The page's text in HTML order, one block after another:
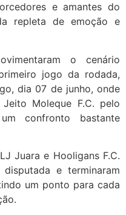
e amantes do
repleta de emoção e
o cenário
jogo da rodada,
dia 07 de junho, onde
Moleque F.C. pelo
confronto bastante
Juara e Hooligans F.C.
e terminaram
um ponto para cada